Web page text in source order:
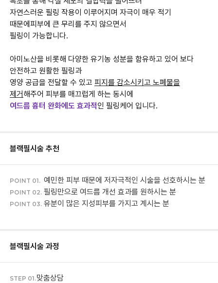
자연스러운 필링 작용이 이루어지며 자극이 매우 적기
때문에피부에 큰 무리를 주지 않으면서
필링이 가능합니다.
아미노산을 비롯해 다양한 유기농 성분을 함유하고 있어 보다
안전하고 원활한 필링과
영양 공급을 전달할 수 있고 피지를 감소시키고 노폐물을
제거해주어 피부를 매끄럽게 하는 동시에
여드름 흉터 완화에도 효과적인 필링케어 입니다.
블랙필시술 추천
POINT 01. 예민한 피부 때문에 저자극적인 시술을 선호하시는 분
POINT 02. 필링만으로 여드름 개선 효과를 원하시는 분
POINT 03. 유분이 많은 지성피부를 가지고 계시는 분
블랙필시술 과정
STEP 01.맞춤상담